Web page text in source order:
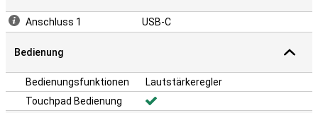
Anschluss 1 USB-C
Bedienung
Bedienungsfunktionen
Lautstärkeregler
Touchpad Bedienung